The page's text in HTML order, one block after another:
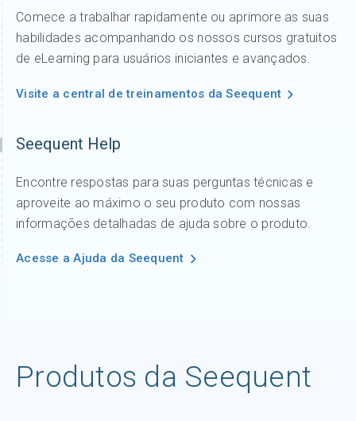
Comece a trabalhar rapidamente ou aprimore as suas
habilidades acompanhando os nossos cursos gratuitos
de eLearning para usuários iniciantes e avançados.
Visite a central de treinamentos da Seequent
Seequent Help
Encontre respostas para suas perguntas técnicas e
aproveite ao máximo o seu produto com nossas
informações detalhadas de ajuda sobre o produto.
Acesse a Ajuda da Seequent
Produtos da Seequent